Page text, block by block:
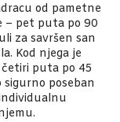
od pametne
– pet puta po 90
za savršen san
Kod njega je
puta po 45
sigurno poseban